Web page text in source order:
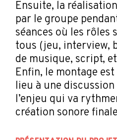
Ensuite, la
par le groupe
séances où les rôles
tous (jeu, interview,
de musique, script,
Enfin, le montage
lieu à une
l’enjeu qui va
création sonore